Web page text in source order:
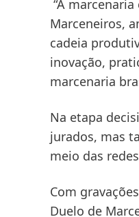
“A
Marceneiros,
cadeia
inovação,
marcenaria
Na etapa
jurados, mas
meio das
Com
Duelo de